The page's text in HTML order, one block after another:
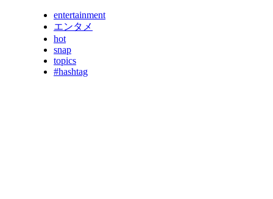
entertainment
エンタメ
hot
snap
topics
#hashtag